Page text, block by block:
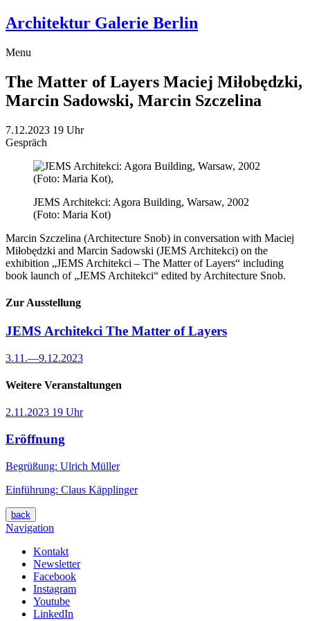
Architektur Galerie Berlin
Menu
The Matter of Layers Maciej Miłobędzki,
Marcin Sadowski, Marcin Szczelina
7.12.2023 19 Uhr
Gespräch
JEMS Architekci: Agora Building, Warsaw, 2002
(Foto: Maria Kot)
Marcin Szczelina (Architecture Snob) in conversation with Maciej
Miłobędzki and Marcin Sadowski (JEMS Architekci) on the
exhibition „JEMS Architekci – The Matter of Layers“ including
book launch of „JEMS Architekci“ edited by Architecture Snob.
Zur Ausstellung
JEMS Architekci The Matter of Layers
3.11.—9.12.2023
Weitere Veranstaltungen
2.11.2023 19 Uhr
Eröffnung
Begrüßung: Ulrich Müller
Einführung: Claus Käpplinger
back
Navigation
Kontakt
Newsletter
Facebook
Instagram
Youtube
LinkedIn